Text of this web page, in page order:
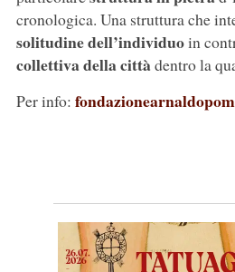
cronologica. Una struttura che
solitudine dell’individuoin
collettiva della cittàdentro la
Per info: